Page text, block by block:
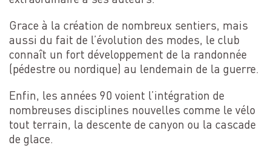
Grace à la création de nombreux sentiers, mais
aussi du fait de l’évolution des modes, le club
connaît un fort développement de la randonnée
(pédestre ou nordique) au lendemain de la guerre.
Enfin, les années 90 voient l’intégration de
nombreuses disciplines nouvelles comme le vélo
tout terrain, la descente de canyon ou la cascade
de glace.